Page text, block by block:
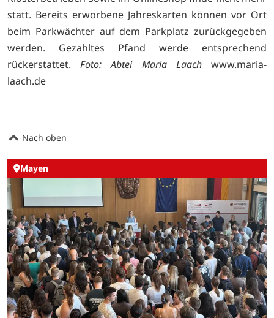
statt. Bereits erworbene Jahreskarten können vor Ort
beim Parkwächter auf dem Parkplatz zurückgegeben
werden. Gezahltes Pfand werde entsprechend
rückerstattet.Foto: Abtei Maria Laach
www.maria-
laach.de
Nach oben
Mayen